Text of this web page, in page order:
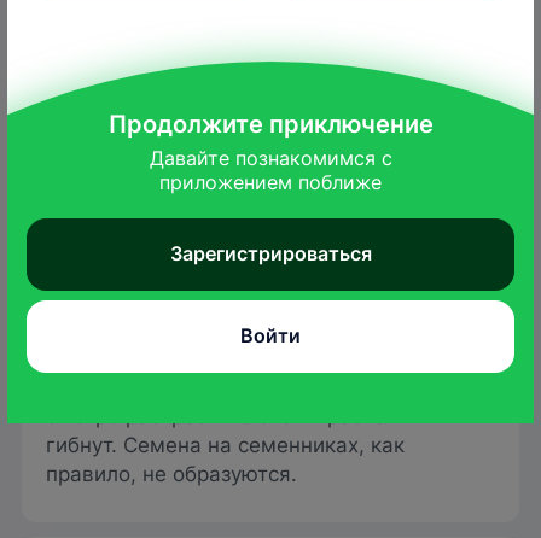
semenco.se
На семенниках повреждения с
корнеплодов начинают распространяться
на молодые растущие ткани. В теплую
погоду наблюдается их увядание. В период
гибнут. Семена на семенниках, как
правило, не образуются.
Продолжите приключение
Давайте познакомимся с
приложением поближе
Зарегистрироваться
Войти